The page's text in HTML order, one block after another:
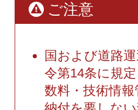
ご注意
国および道路
令第14条に規
数料・技術情